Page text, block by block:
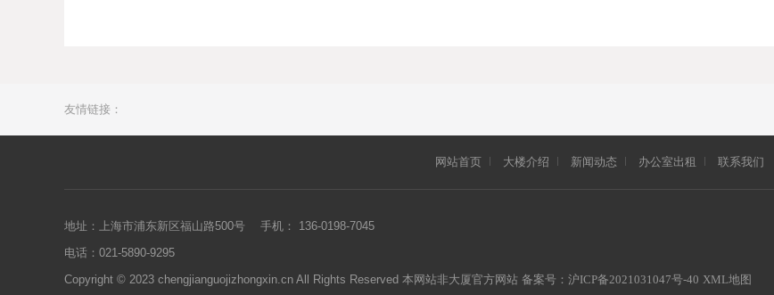
友情链接：
网站首页 大楼介绍 新闻动态 办公室出租 联系我们
地址：上海市浦东新区福山路500号
手机： 136-0198-7045
电话：021-5890-9295
Copyright © 2023 chengjianguojizhongxin.cn All Rights Reserved 本网站非大厦官方网站 备案号： 沪ICP备2021031047号-40 XML地图